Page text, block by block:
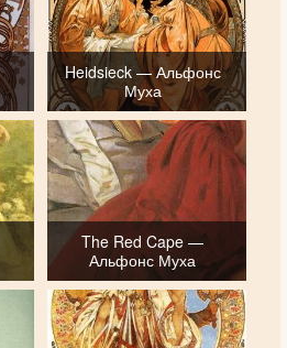
Heidsieck — Альфонс
Муха
The Red Cape —
Альфонс Муха